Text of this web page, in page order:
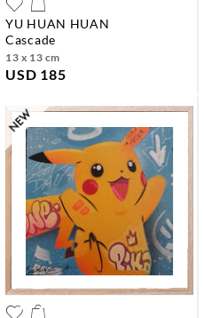
YU HUAN HUAN
cascade
13 x 13 cm
USD 185